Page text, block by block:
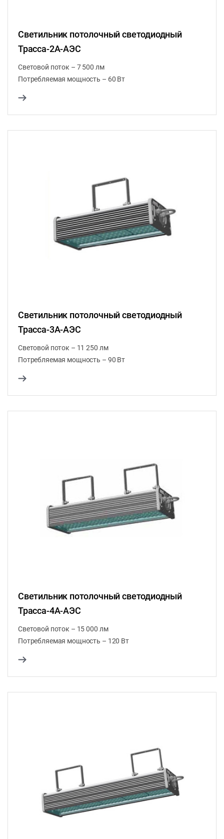
Светильник потолочный светодиодный
Трасса-2A-АЭС
Световой поток – 7 500 лм
Потребляемая мощность – 60 Вт
Светильник потолочный светодиодный
Трасса-3A-АЭС
Световой поток – 11 250 лм
Потребляемая мощность – 90 Вт
Светильник потолочный светодиодный
Трасса-4A-АЭС
Световой поток – 15 000 лм
Потребляемая мощность – 120 Вт